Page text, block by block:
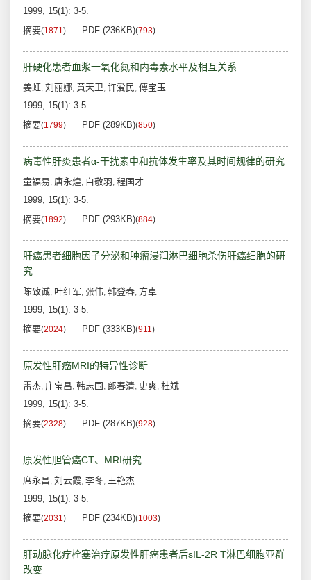
1999, 15(1): 3-5.
摘要(1871) PDF (236KB)(793)
肝硬化患者血浆一氧化氮和内毒素水平及相互关系
姜虹, 刘丽娜, 黄天卫, 许爱民, 傅宝玉
1999, 15(1): 3-5.
摘要(1799) PDF (289KB)(850)
病毒性肝炎患者α-干扰素中和抗体发生率及其时间规律的研究
童福易, 唐永煌, 白敬羽 , 程国才
1999, 15(1): 3-5.
摘要(1892) PDF (293KB)(884)
肝癌患者细胞因子分泌和肿瘤浸润淋巴细胞杀伤肝癌细胞的研
究
陈致诚, 叶红军, 张伟, 韩登春, 方卓
1999, 15(1): 3-5.
摘要(2024) PDF (333KB)(911)
原发性肝癌MRI的特异性诊断
雷杰, 庄宝昌, 韩志国 , 郎春清, 史爽, 杜斌
1999, 15(1): 3-5.
摘要(2328) PDF (287KB)(928)
原发性胆管癌CT、MRI研究
席永昌, 刘云霞, 李冬, 王艳杰
1999, 15(1): 3-5.
摘要(2031) PDF (234KB)(1003)
肝动脉化疗栓塞治疗原发性肝癌患者后sIL-2R T淋巴细胞亚群
改变